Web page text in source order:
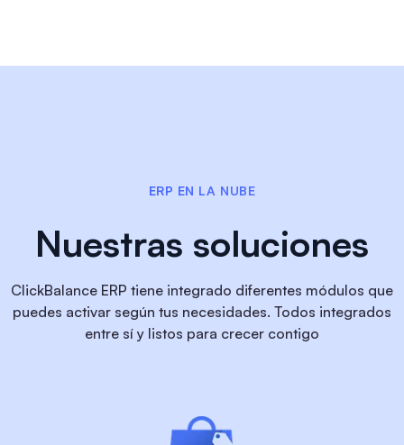
ERP EN LA NUBE
Nuestras soluciones
ClickBalance ERP tiene integrado diferentes módulos que
puedes activar según tus necesidades. Todos integrados
entre sí y listos para crecer contigo